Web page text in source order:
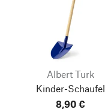
Albert Turk
Kinder-Schaufel
8,90 €